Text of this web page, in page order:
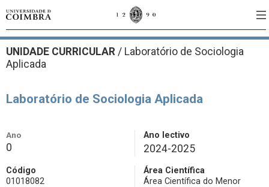
UNIDADE CURRICULAR / Laboratório de Sociologia
Aplicada
Laboratório de Sociologia Aplicada
Ano
0
Ano lectivo
2024-2025
Código
01018082
Área Científica
Área Científica do Menor